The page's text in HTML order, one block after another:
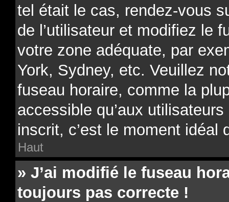
tel était le cas, rendez-vous
de l’utilisateur et modifiez le
votre zone adéquate, par
York, Sydney, etc. Veuillez
fuseau horaire, comme la
accessible qu’aux
inscrit, c’est le moment idéal
Haut
» J’ai modifié le fuseau
toujours pas correcte !